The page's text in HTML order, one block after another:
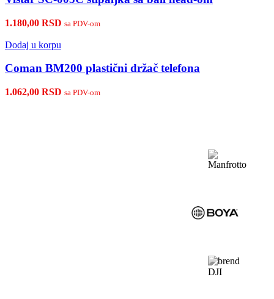
1.180,00 RSD sa PDV-om
Dodaj u korpu
Coman BM200 plastični držač telefona
1.062,00 RSD sa PDV-om